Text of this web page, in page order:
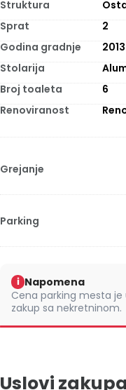
Struktura
Sprat
2
Godina gradnje
2013
Stolarija
Broj toaleta
6
Renoviranost
Grejanje
Parking
i Napomena
Cena parking mesta
zakup sa nekretninom.
Uslovi zakupa